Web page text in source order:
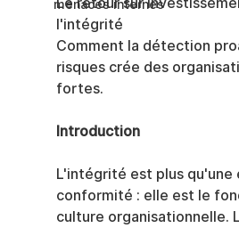
menaces internes
l'intégrité
Comment la détection
risques crée des
fortes.
Introduction
L'intégrité est plus qu'une
conformité : elle est le
culture organisationnelle.